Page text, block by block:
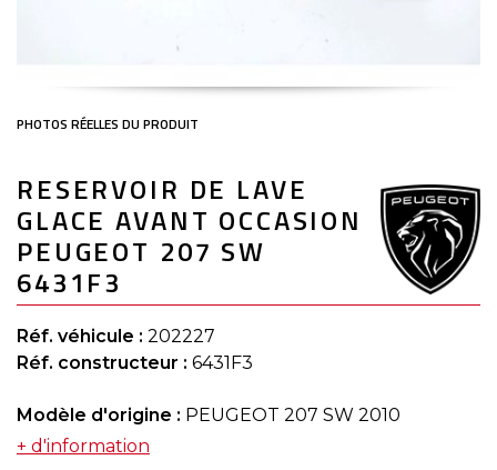
to
the
beginning
of
the
images
gallery
RESERVOIR DE LAVE
GLACE AVANT OCCASION
PEUGEOT 207 SW
6431F3
Réf. véhicule : 202227
Réf. constructeur : 6431F3
Modèle d'origine : PEUGEOT 207 SW 2010
+ d'information